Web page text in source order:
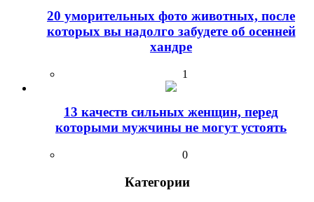
20 уморительных фото животных, после
которых вы надолго забудете об осенней
хандре
1
13 качеств сильных женщин, перед
которыми мужчины не могут устоять
0
Категории